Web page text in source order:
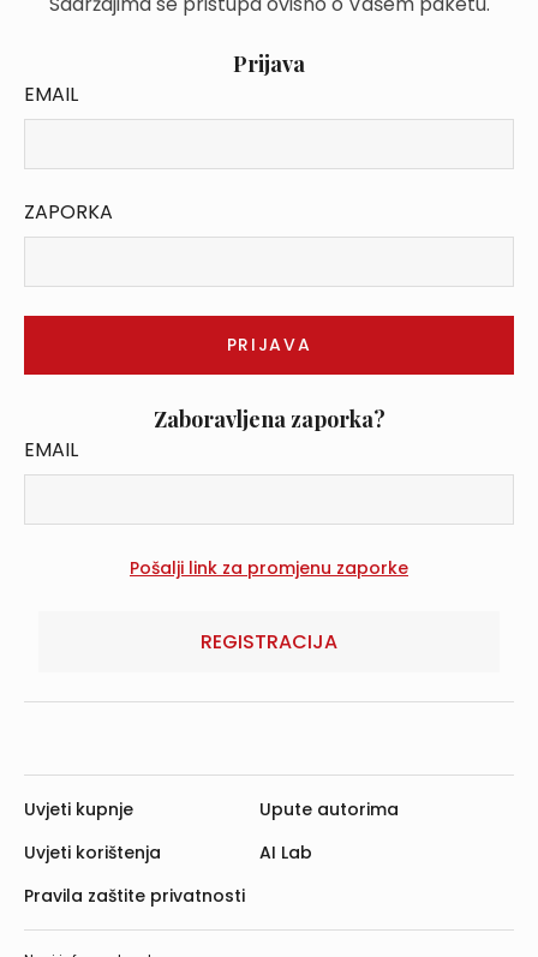
Prijava
EMAIL
ZAPORKA
Zaboravljena zaporka?
EMAIL
REGISTRACIJA
Uvjeti kupnje
Uvjeti korištenja
Pravila zaštite privatnosti
Upute autorima
AI Lab